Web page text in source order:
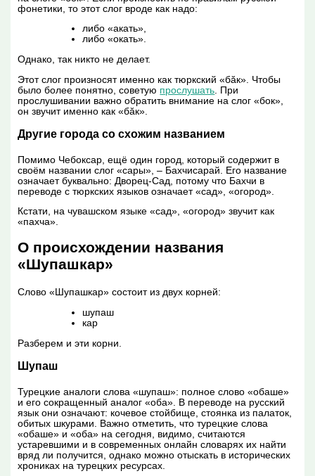
фонетики, то этот слог вроде как надо:
либо «акать»,
либо «окать».
Однако, так никто не делает.
Этот слог произносят именно как тюркский «бӑк». Чтобы
было более понятно, советую прослушать . При
прослушивании важно обратить внимание на слог «бок»,
он звучит именно как «бӑк».
Другие города со схожим названием
Помимо Чебоксар, ещё один город, который содержит в
своём названии слог «сары», – Бахчисарай. Его название
означает буквально: Дворец-Сад, потому что Бахчи в
переводе с тюркских языков означает «сад», «огород».
Кстати, на чувашском языке «сад», «огород» звучит как
«пахча».
О происхождении названия
«Шупашкар»
Слово «Шупашкар» состоит из двух корней:
шупаш
кар
Разберем и эти корни.
Шупаш
Турецкие аналоги слова «шупаш»: полное слово «обаше»
и его сокращенный аналог «оба». В переводе на русский
язык они означают: кочевое стойбище, стоянка из палаток,
обитых шкурами. Важно отметить, что турецкие слова
«обаше» и «оба» на сегодня, видимо, считаются
устаревшими и в современных онлайн словарях их найти
вряд ли получится, однако можно отыскать в исторических
хрониках на турецких ресурсах.